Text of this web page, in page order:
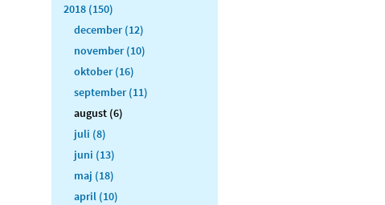
2018 (150)
december (12)
november (10)
oktober (16)
september (11)
august (6)
juli (8)
juni (13)
maj (18)
april (10)